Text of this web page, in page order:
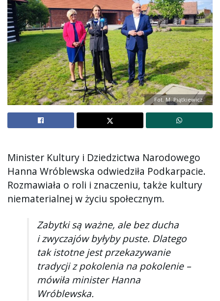
Fot. M. Piątkiewicz
Minister Kultury i Dziedzictwa Narodowego
Hanna Wróblewska odwiedziła Podkarpacie.
Rozmawiała o roli i znaczeniu, także kultury
niematerialnej w życiu społecznym.
Zabytki są ważne, ale bez ducha
i zwyczajów byłyby puste. Dlatego
tak istotne jest przekazywanie
tradycji z pokolenia na pokolenie –
mówiła minister Hanna
Wróblewska.